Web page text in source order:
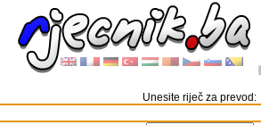
Unesite riječ za prevod: